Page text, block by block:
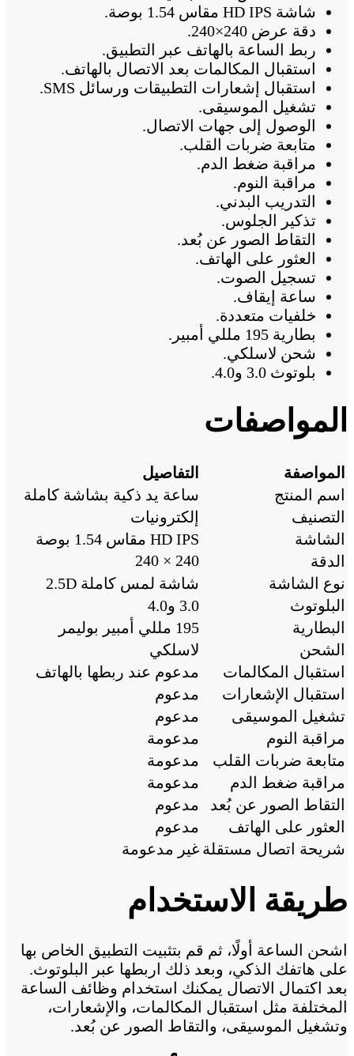
شاشة HD IPS مقاس 1.54 بوصة.
دقة عرض 240×240.
ربط الساعة بالهاتف عبر التطبيق.
استقبال المكالمات بعد الاتصال بالهاتف.
استقبال إشعارات التطبيقات ورسائل SMS.
تشغيل الموسيقى.
الوصول إلى جهات الاتصال.
متابعة ضربات القلب.
مراقبة ضغط الدم.
مراقبة النوم.
التدريب البدني.
تذكير الجلوس.
التقاط الصور عن بُعد.
العثور على الهاتف.
تسجيل الصوت.
ساعة إيقاف.
خلفيات متعددة.
بطارية 195 مللي أمبير.
شحن لاسلكي.
بلوتوث 3.0 و4.0.
المواصفات
المواصفة
التفاصيل
اسم المنتج
ساعة يد ذكية بشاشة كاملة
التصنيف
إلكترونيات
الشاشة
HD IPS مقاس 1.54 بوصة
الدقة
240 × 240
نوع الشاشة
شاشة لمس كاملة 2.5D
البلوتوث
3.0 و4.0
البطارية
195 مللي أمبير بوليمر
الشحن
لاسلكي
استقبال المكالمات
مدعوم عند ربطها بالهاتف
استقبال الإشعارات
مدعوم
تشغيل الموسيقى
مدعوم
مراقبة النوم
مدعومة
متابعة ضربات القلب
مدعومة
مراقبة ضغط الدم
مدعومة
التقاط الصور عن بُعد
مدعوم
العثور على الهاتف
مدعوم
شريحة اتصال مستقلة غير مدعومة
طريقة الاستخدام
اشحن الساعة أولًا، ثم قم بتثبيت التطبيق الخاص بها
على هاتفك الذكي، وبعد ذلك اربطها عبر البلوتوث.
بعد اكتمال الاتصال يمكنك استخدام وظائف الساعة
المختلفة مثل استقبال المكالمات، والإشعارات،
وتشغيل الموسيقى، والتقاط الصور عن بُعد.